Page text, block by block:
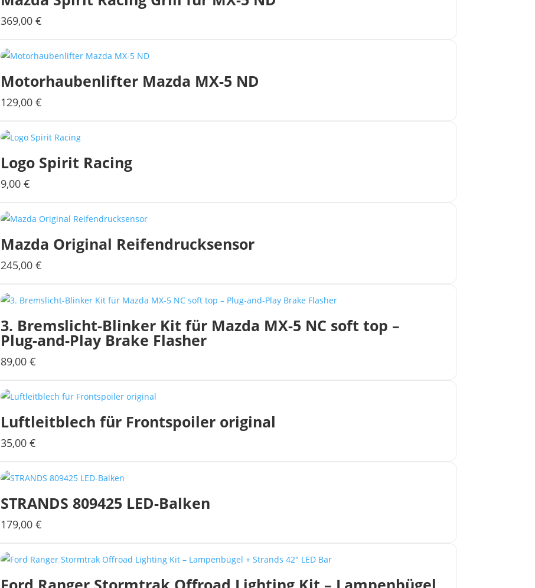
369,00€
Motorhaubenlifter Mazda MX-5 ND
129,00€
Logo Spirit Racing
9,00€
weist
Varianten
können
auf
der
Produktseite
Mazda Original Reifendrucksensor
245,00€
3. Bremslicht-Blinker Kit für Mazda MX-5 NC soft top –
Plug-and-Play Brake Flasher
89,00€
Luftleitblech für Frontspoiler original
35,00€
weist
Varianten
können
auf
STRANDS 809425 LED-Balken
179,00€